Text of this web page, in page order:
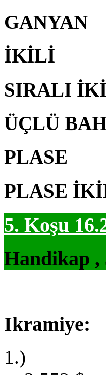
GANYAN
İKİLİ
SIRALI
ÜÇLÜ
PLASE
PLASE
5. Koşu
Handikap ,
Ikramiye:
1.)